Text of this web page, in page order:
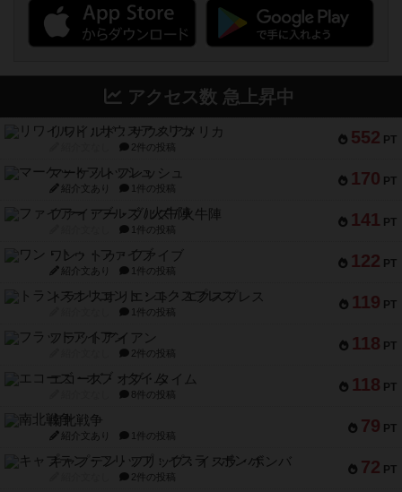
アクセス数 急上昇中
552 PT
リワイルド：サウスアメリカ
2件の投稿
170 PT
マーケットフレッシュ
紹介文あり 1件の投稿
141 PT
ファイアー・ブルズ / 火牛陣
1件の投稿
122 PT
ワン・トゥ・ファイブ
紹介文あり 1件の投稿
119 PT
トランスオリエント・エクスプレス
1件の投稿
118 PT
フラットアイアン
2件の投稿
118 PT
エコーズ・オブ・タイム
8件の投稿
79 PT
南北戦争
紹介文あり 1件の投稿
72 PT
キャプテン・フリップ：イスラ・ボンバ
2件の投稿